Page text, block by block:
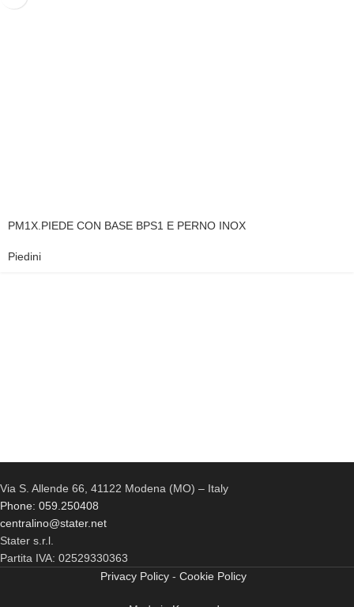
PM1X.PIEDE CON BASE BPS1 E PERNO INOX
Piedini
Via S. Allende 66, 41122 Modena (MO) – Italy
Phone: 059.250408
centralino@stater.net
Stater s.r.l.
Partita IVA: 02529330363
Privacy Policy- Cookie Policy